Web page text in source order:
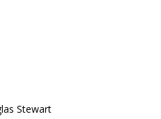
Stewart